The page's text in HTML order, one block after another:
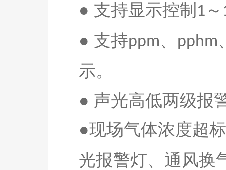
● 支持显示控制 1 ～
● 支持ppm、 pphm
示。
● 声光高低两级报
●现场气体浓度超
光报警灯、通风换